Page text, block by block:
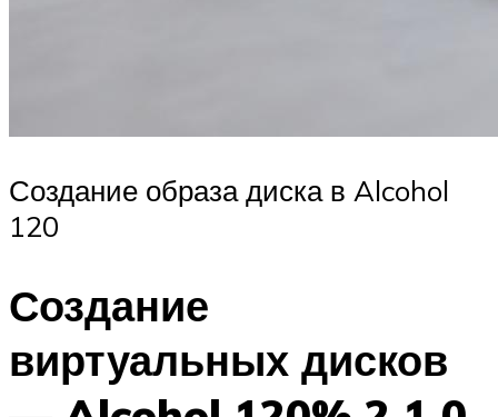
Создание образа диска в Alcohol
120
Создание
виртуальных дисков